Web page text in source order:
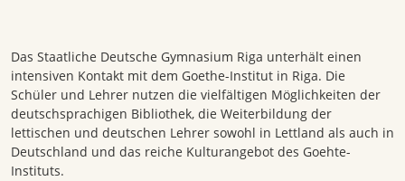
Das Staatliche Deutsche Gymnasium Riga unterhält einen
intensiven Kontakt mit dem Goethe-Institut in Riga. Die
Schüler und Lehrer nutzen die vielfältigen Möglichkeiten der
deutschsprachigen Bibliothek, die Weiterbildung der
lettischen und deutschen Lehrer sowohl in Lettland als auch in
Deutschland und das reiche Kulturangebot des Goehte-
Instituts.